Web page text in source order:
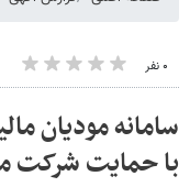
۰ نفر
سامانه مودیان
با حمایت شرکت